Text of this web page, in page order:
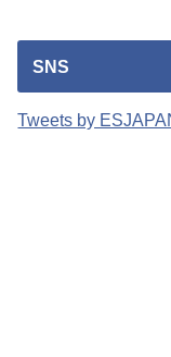
SNS
Tweets by